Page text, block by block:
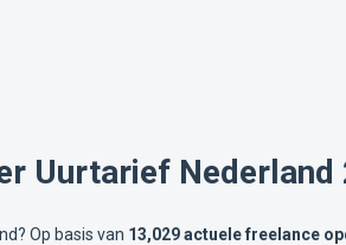
Uurtarief Nederland
Op basis van 13,029 actuele freelance